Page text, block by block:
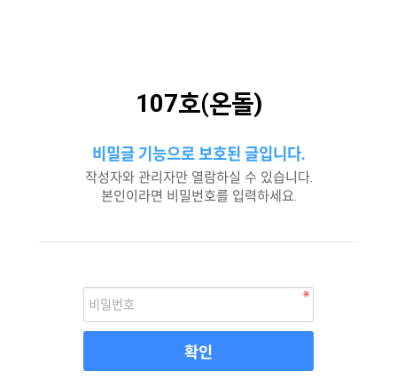
107호(온돌)
비밀글 기능으로 보호된 글입니다.
작성자와 관리자만 열람하실 수 있습니다.
본인이라면 비밀번호를 입력하세요.